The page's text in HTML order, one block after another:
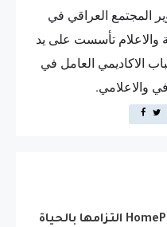
المجتمع العراقي في
والاعلام تأسست على يد
الاكاديمي العامل في
والاعلامي.
تعزز HomePure التزامها بالحياة